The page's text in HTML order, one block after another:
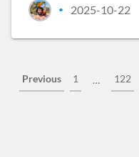
• 2025-10-22
Previous 1 … 122